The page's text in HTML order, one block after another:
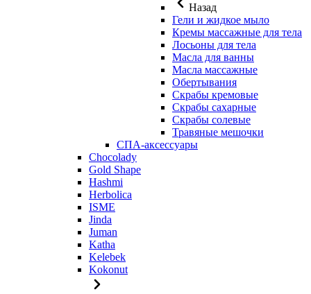
Назад
Гели и жидкое мыло
Кремы массажные для тела
Лосьоны для тела
Масла для ванны
Масла массажные
Обертывания
Скрабы кремовые
Скрабы сахарные
Скрабы солевые
Травяные мешочки
СПА-аксессуары
Chocolady
Gold Shape
Hashmi
Herbolica
ISME
Jinda
Juman
Katha
Kelebek
Kokonut